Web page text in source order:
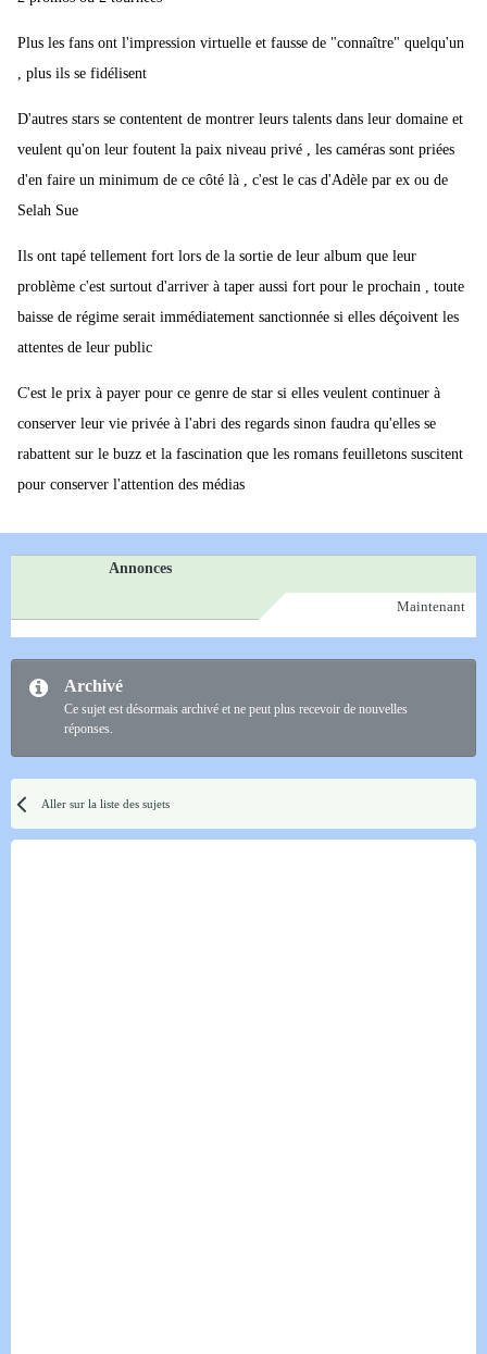
Plus les fans ont l'impression virtuelle et fausse de "connaître" quelqu'un
, plus ils se fidélisent
D'autres stars se contentent de montrer leurs talents dans leur domaine et
veulent qu'on leur foutent la paix niveau privé , les caméras sont priées
d'en faire un minimum de ce côté là , c'est le cas d'Adèle par ex ou de
Selah Sue
Ils ont tapé tellement fort lors de la sortie de leur album que leur
problème c'est surtout d'arriver à taper aussi fort pour le prochain , toute
baisse de régime serait immédiatement sanctionnée si elles déçoivent les
attentes de leur public
C'est le prix à payer pour ce genre de star si elles veulent continuer à
conserver leur vie privée à l'abri des regards sinon faudra qu'elles se
rabattent sur le buzz et la fascination que les romans feuilletons suscitent
pour conserver l'attention des médias
Annonces
Maintenant
Archivé
Ce sujet est désormais archivé et ne peut plus recevoir de nouvelles
réponses.
Aller sur la liste des sujets